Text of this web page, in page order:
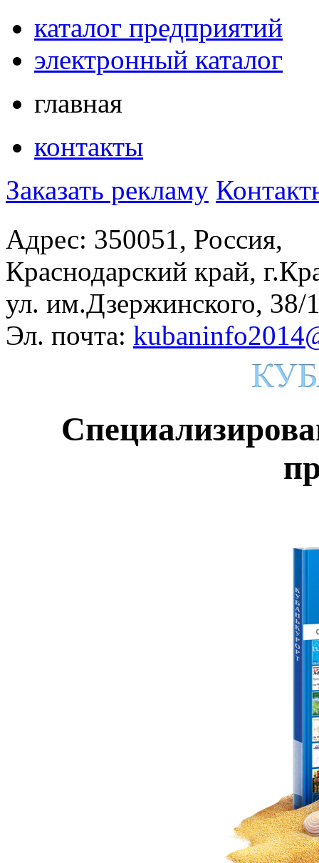
каталог предприятий
электронный каталог
главная
контакты
Заказать рекламу
Адрес: 350051, Россия,
Краснодарский край,
ул. им.Дзержинского, 38/
Эл. почта: